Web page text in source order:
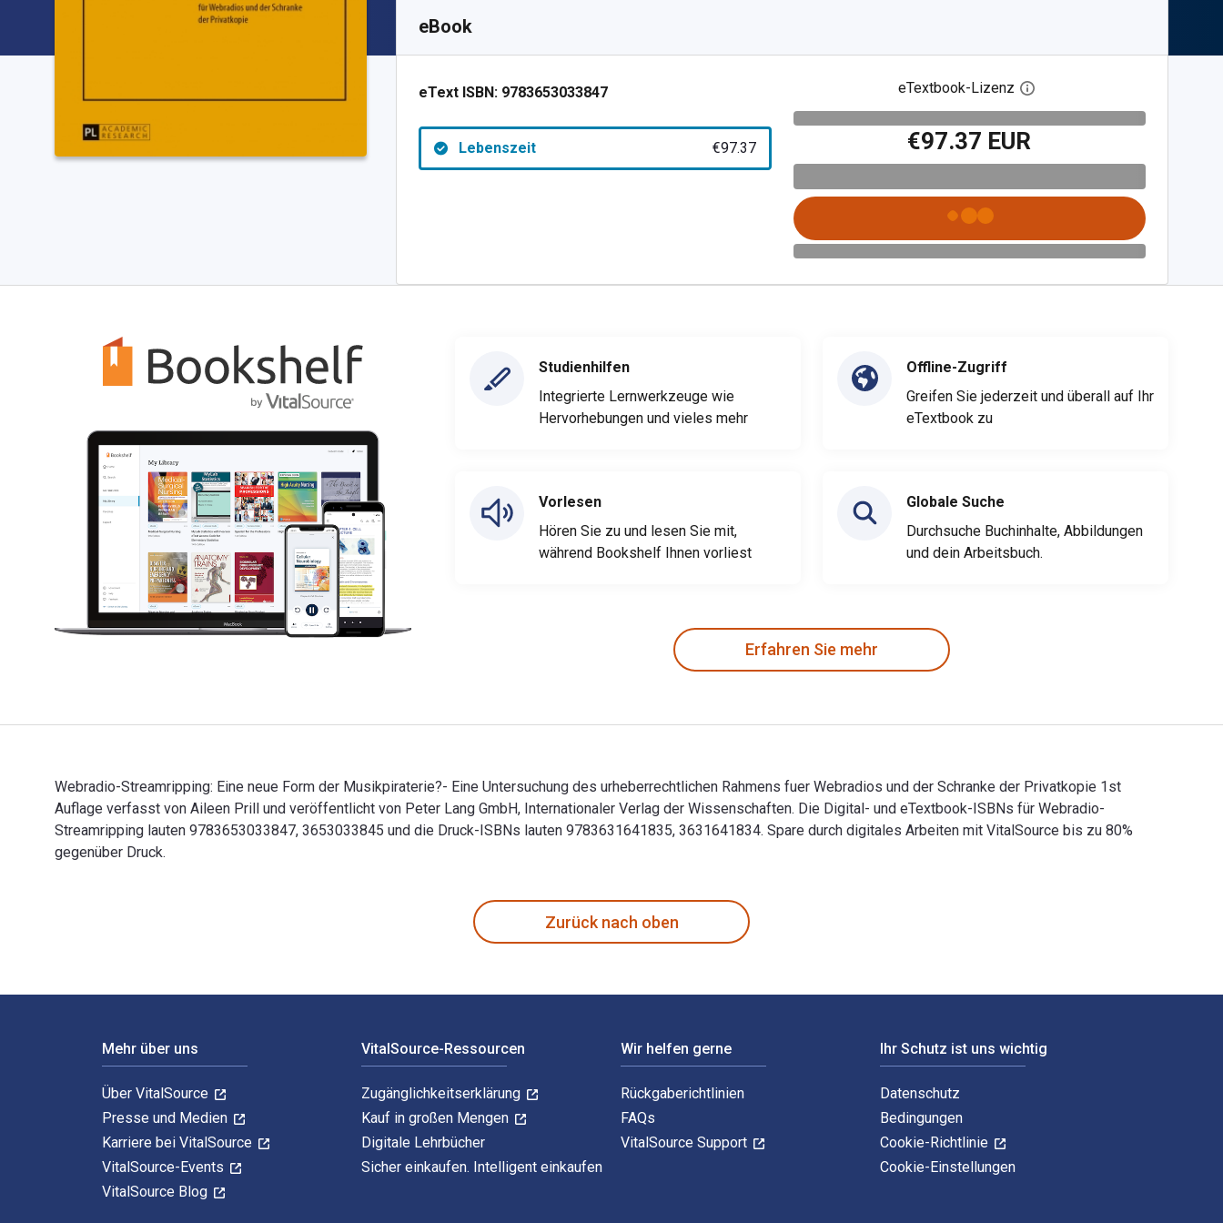
eBook
eText ISBN: 9783653033847
Lebenszeit €97.37
eTextbook-Lizenz Digitalen Lizenzdialog öffnen
€97.37 EUR
Studienhilfen
Integrierte Lernwerkzeuge wie
Hervorhebungen und vieles mehr
Vorlesen
Hören Sie zu und lesen Sie mit,
während Bookshelf Ihnen vorliest
Offline-Zugriff
Greifen Sie jederzeit und überall auf Ihr
eTextbook zu
Globale Suche
Durchsuche Buchinhalte, Abbildungen
und dein Arbeitsbuch.
Erfahren Sie mehr
Webradio-Streamripping: Eine neue Form der Musikpiraterie?- Eine Untersuchung des urheberrechtlichen Rahmens fuer Webradios und der Schranke der Privatkopie 1st
Auflage verfasst von Aileen Prill und veröffentlicht von Peter Lang GmbH, Internationaler Verlag der Wissenschaften. Die Digital- und eTextbook-ISBNs für Webradio-
Streamripping lauten 9783653033847, 3653033845 und die Druck-ISBNs lauten 9783631641835, 3631641834. Spare durch digitales Arbeiten mit VitalSource bis zu 80%
gegenüber Druck.
Zurück nach oben
Mehr über uns
Über VitalSource
Presse und Medien
Karriere bei VitalSource
VitalSource-Events
VitalSource Blog
VitalSource-Ressourcen
Zugänglichkeitserklärung
Kauf in großen Mengen
Digitale Lehrbücher
Sicher einkaufen. Intelligent einkaufen
Wir helfen gerne
Rückgaberichtlinien
FAQs
VitalSource Support
Ihr Schutz ist uns wichtig
Datenschutz
Bedingungen
Cookie-Richtlinie
Cookie-Einstellungen